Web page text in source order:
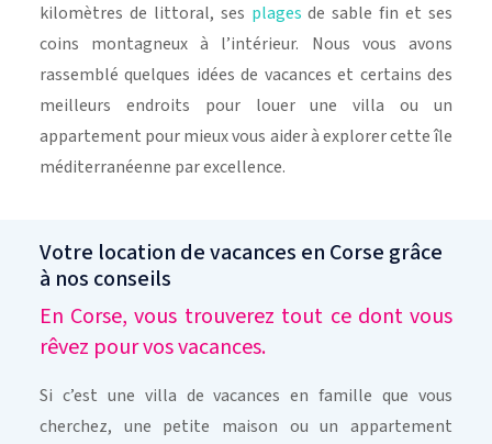
kilomètres de littoral, ses plages de sable fin et ses
coins montagneux à l’intérieur. Nous vous avons
rassemblé quelques idées de vacances et certains des
meilleurs endroits pour louer une villa ou un
appartement pour mieux vous aider à explorer cette île
méditerranéenne par excellence.
Votre location de vacances en Corse grâce
à nos conseils
En Corse, vous trouverez tout ce dont vous
rêvez pour vos vacances.
Si c’est une villa de vacances en famille que vous
cherchez, une petite maison ou un appartement